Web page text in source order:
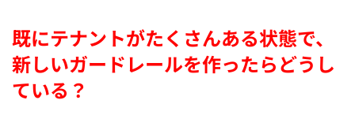
既にテナントがたくさんある状態で、
新しいガードレールを作ったらどうし
ている？